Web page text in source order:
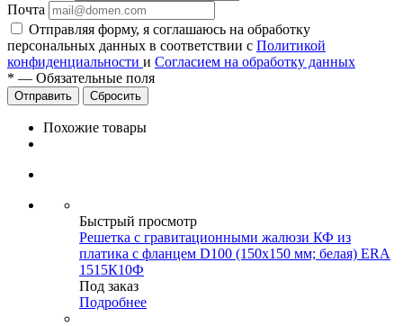
Почта
Отправляя форму, я соглашаюсь на обработку
персональных данных в соответствии с Политикой
конфиденциальности и Согласием на обработку данных
* — Обязательные поля
Сбросить
Похожие товары
Быстрый просмотр
Решетка с гравитационными жалюзи КФ из
платика с фланцем D100 (150х150 мм; белая) ERA
1515К10Ф
Под заказ
Подробнее